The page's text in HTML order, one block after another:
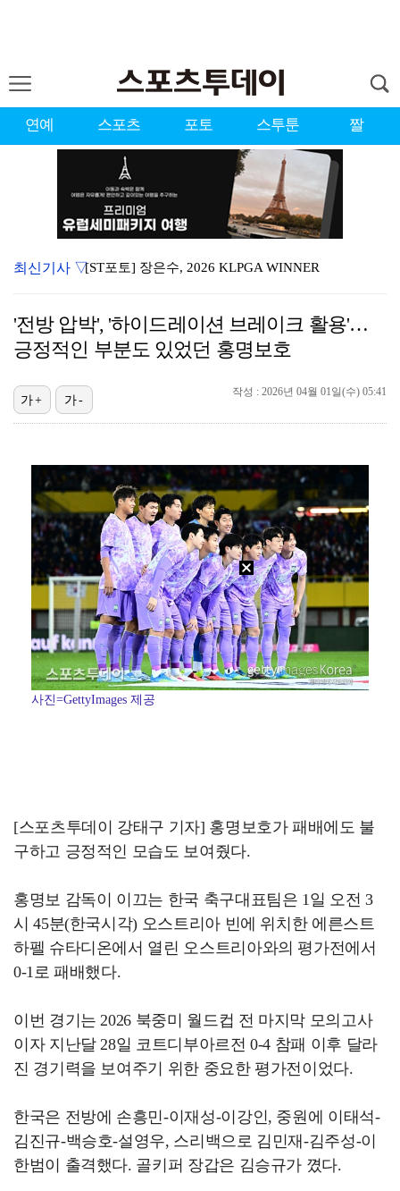
연예 스포츠 포토 스투툰 짤
[ST포토] 장은수, 2026 KLPGA WINNER
[ST포토] 장은수, KLPGA 첫 우승
[ST포토] 팬들에게 인사하는 현진과 방찬
[ST포토] 장은수, 우승 축하 물세례
[ST포토] 장은수, 제주 삼다수 마스터즈 우승
[ST포토] 장은수, 첫 우승에 울컥
[ST포토] 눈물 훔치는 장은수
최신기사 ▽
'전방 압박', '하이드레이션 브레이크 활용'…
긍정적인 부분도 있었던 홍명보호
작성 : 2026년 04월 01일(수) 05:41
가+ 가-
사진=GettyImages 제공
[스포츠투데이 강태구 기자] 홍명보호가 패배에도 불
구하고 긍정적인 모습도 보여줬다.
홍명보 감독이 이끄는 한국 축구대표팀은 1일 오전 3
시 45분(한국시각) 오스트리아 빈에 위치한 에른스트
하펠 슈타디온에서 열린 오스트리아와의 평가전에서
0-1로 패배했다.
이번 경기는 2026 북중미 월드컵 전 마지막 모의고사
이자 지난달 28일 코트디부아르전 0-4 참패 이후 달라
진 경기력을 보여주기 위한 중요한 평가전이었다.
한국은 전방에 손흥민-이재성-이강인, 중원에 이태석-
김진규-백승호-설영우, 스리백으로 김민재-김주성-이
한범이 출격했다. 골키퍼 장갑은 김승규가 꼈다.